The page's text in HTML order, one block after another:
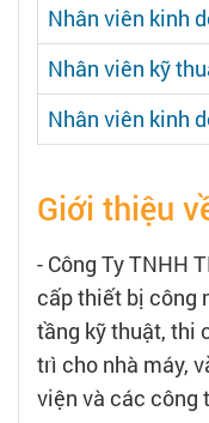
Nhân viên kinh
Nhân viên kỹ
Nhân viên kinh
Giới thiệu
- Công Ty TNHH
cấp thiết bị công
tầng kỹ thuật, thi
trì cho nhà máy,
viện và các công